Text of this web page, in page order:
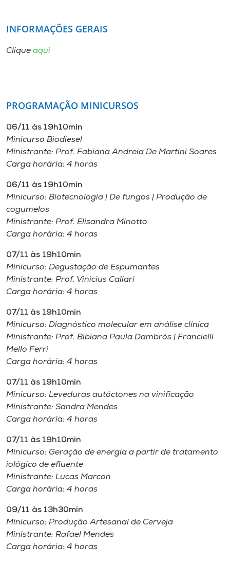
INFORMAÇÕES GERAIS
Clique aqui
PROGRAMAÇÃO MINICURSOS
06/11 às 19h10min
Minicurso Biodiesel
Ministrante: Prof. Fabiana Andreia De Martini Soares
Carga horária: 4 horas
06/11 às 19h10min
Minicurso: Biotecnologia | De fungos | Produção de
cogumelos
Ministrante: Prof. Elisandra Minotto
Carga horária: 4 horas
07/11 às 19h10min
Minicurso: Degustação de Espumantes
Ministrante: Prof. Vinicius Caliari
Carga horária: 4 horas
07/11 às 19h10min
Minicurso: Diagnóstico molecular em análise clínica
Ministrante: Prof. Bibiana Paula Dambrós | Francielli
Mello Ferri
Carga horária: 4 horas
07/11 às 19h10min
Minicurso: Leveduras autóctones na vinificação
Ministrante: Sandra Mendes
Carga horária: 4 horas
07/11 às 19h10min
Minicurso: Geração de energia a partir de tratamento
iológico de efluente
Ministrante: Lucas Marcon
Carga horária: 4 horas
09/11 às 13h30min
Minicurso: Produção Artesanal de Cerveja
Ministrante: Rafael Mendes
Carga horária: 4 horas